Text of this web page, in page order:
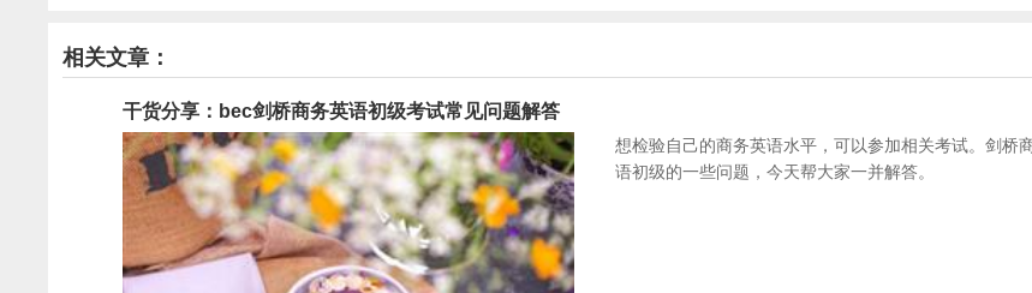
相关文章：
干货分享：bec剑桥商务英语初级考试常见问题解答
想检验自己的商务英语水平，可以参加相关考试。剑桥
语初级的一些问题，今天帮大家一并解答。